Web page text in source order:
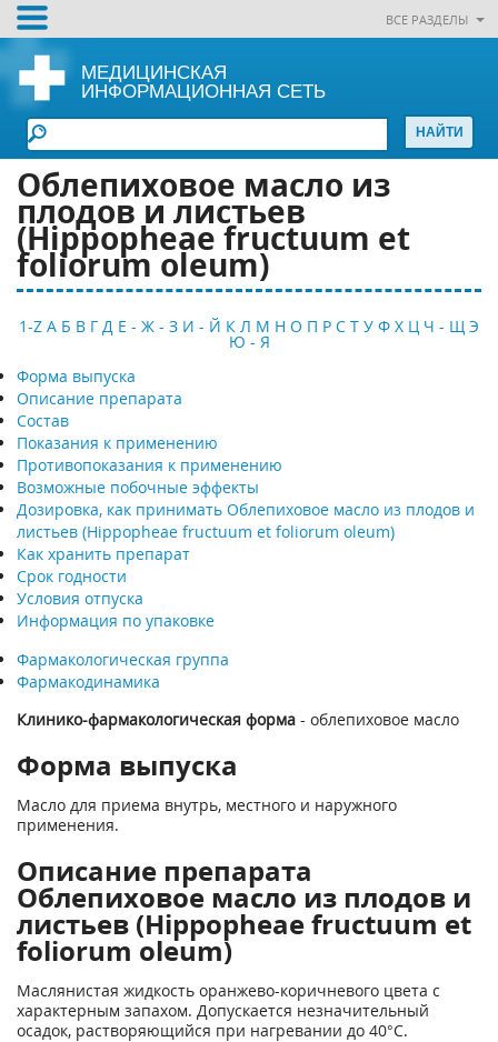
ВСЕ РАЗДЕЛЫ
МЕДИЦИНСКАЯ
ИНФОРМАЦИОННАЯ СЕТЬ
Облепиховое масло из
плодов и листьев
(Hippopheae fructuum et
foliorum oleum)
1-Z А Б В Г Д Е - Ж - З И - Й К Л М Н О П Р С Т У Ф Х Ц Ч - Щ Э
Ю - Я
Форма выпуска
Описание препарата
Состав
Показания к применению
Противопоказания к применению
Возможные побочные эффекты
Дозировка, как принимать Облепиховое масло из плодов и
листьев (Hippopheae fructuum et foliorum oleum)
Как хранить препарат
Срок годности
Условия отпуска
Информация по упаковке
Фармакологическая группа
Фармакодинамика
Клинико-фармакологическая форма - облепиховое масло
Форма выпуска
Масло для приема внутрь, местного и наружного
применения.
Описание препарата
Облепиховое масло из плодов и
листьев (Hippopheae fructuum et
foliorum oleum)
Маслянистая жидкость оранжево-коричневого цвета с
характерным запахом. Допускается незначительный
осадок, растворяющийся при нагревании до 40°С.